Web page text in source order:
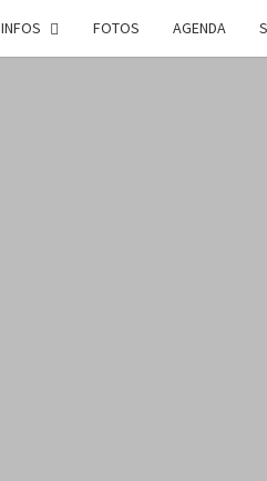
INFOS FOTOS AGENDA